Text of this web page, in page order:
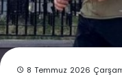
8 Temmuz 2026